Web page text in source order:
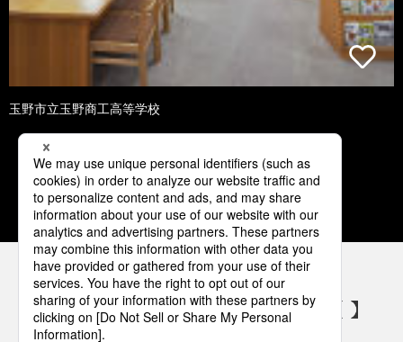
玉野市立玉野商工高等学校
1 2 3 4 5
パナソニックの電気設備 SNSアカウント